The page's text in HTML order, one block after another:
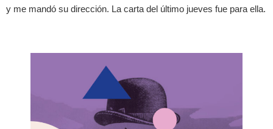
y me mandó su dirección. La carta del último jueves fue para ella.